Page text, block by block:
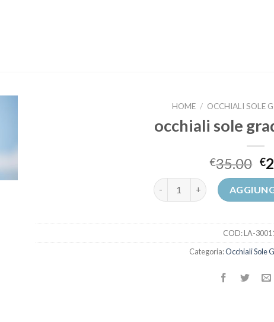
HOME / OCCHIALI SOLE
occhiali sole
€35.00 €
occhiali sole graduati online
COD:LA-
Categoria:Occhiali Sole